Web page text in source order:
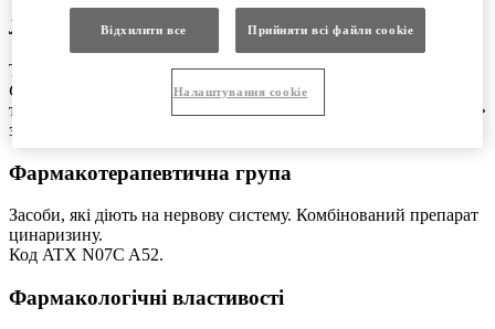
Лікарська форма
Таблетки.
Основні фізико-хімічні властивості:круглі, двоопуклі
таблетки від білого до блідо-жовтого кольору з тисненням «А»
з одного боку.
Фармакотерапевтична група
Засоби, які діють на нервову систему. Комбінований препарат
цинаризину.
Код ATХ N07C A52.
Фармакологічні властивості
Відхилити все Прийняти всі файли сookie
Налаштування cookie